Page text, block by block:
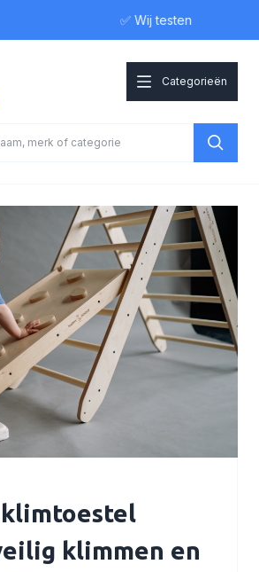
✅ Wij testen
Categorieën
klimtoestel
klimmen en